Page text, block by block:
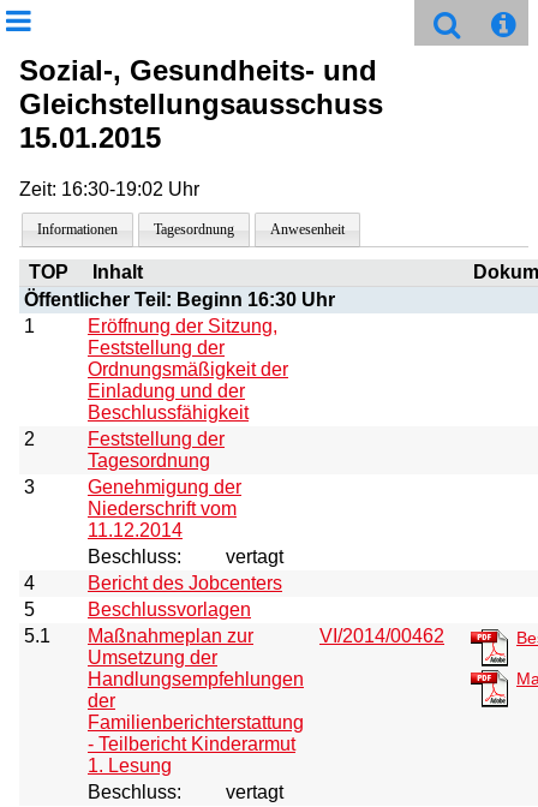
Sozial-, Gesundheits- und
Gleichstellungsausschuss
15.01.2015
Zeit: 16:30-19:02 Uhr
Informationen Tagesordnung Anwesenheit
TOP Inhalt
Öffentlicher Teil: Beginn 16:30 Uhr
1
Eröffnung der Sitzung,
Feststellung der
Ordnungsmäßigkeit der
Einladung und der
Beschlussfähigkeit
2
Feststellung der
Tagesordnung
3
Genehmigung der
Niederschrift vom
11.12.2014
Beschluss:
vertagt
4
Bericht des Jobcenters
5
Beschlussvorlagen
5.1
Maßnahmeplan zur
Umsetzung der
Handlungsempfehlungen
der
Familienberichterstattung
- Teilbericht Kinderarmut
1. Lesung
VI/2014/00462
Beschluss:
vertagt